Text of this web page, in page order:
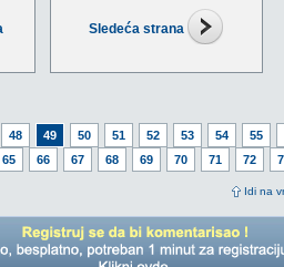
Sledeća strana
48 49 50 51 52 53 54
55
65 66 67 68 69 70 71 72
Idi na